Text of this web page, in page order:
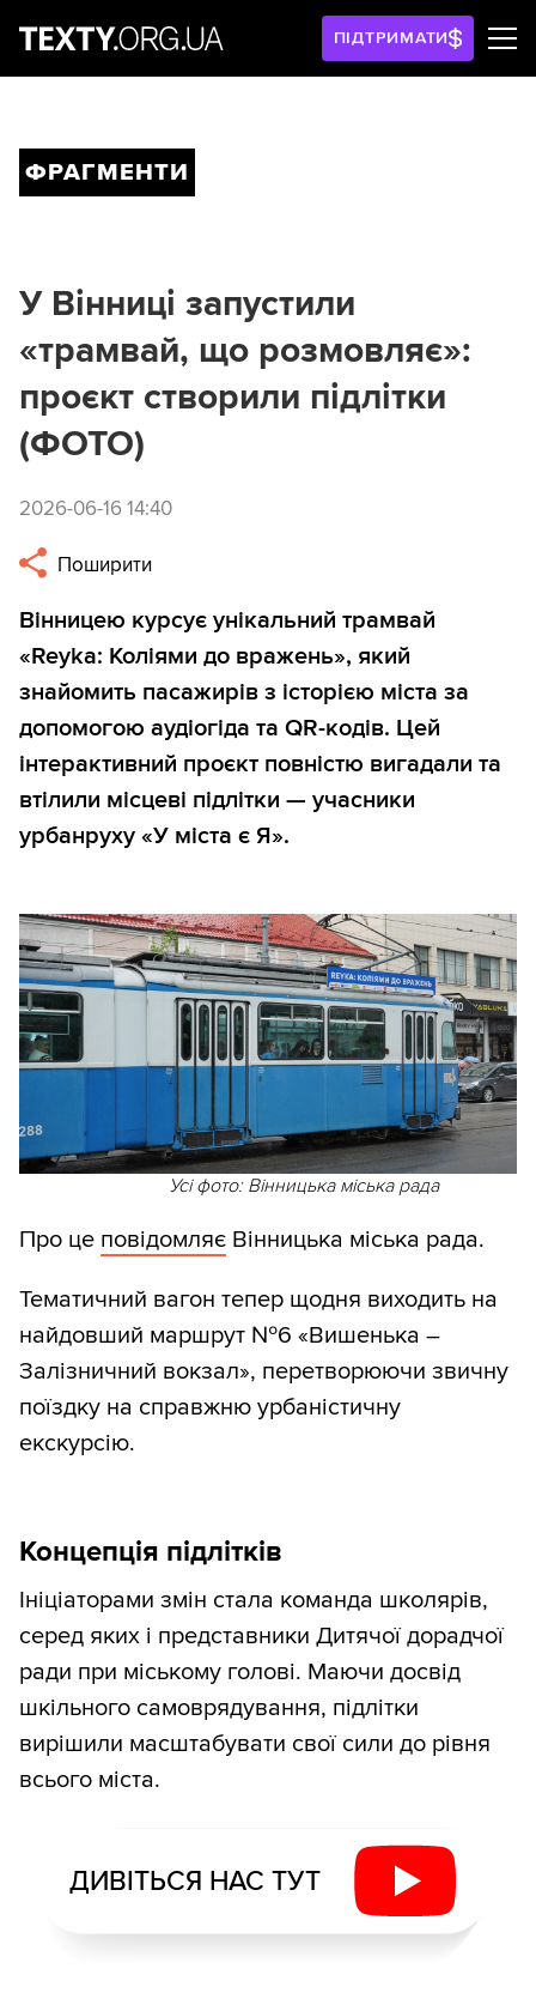
ПІДТРИМАТИ
ФРАГМЕНТИ
У Вінниці запустили
«трамвай, що розмовляє»:
проєкт створили підлітки
(ФОТО)
2026-06-16 14:40
Поширити
Вінницею курсує унікальний трамвай
«Reyka: Коліями до вражень», який
знайомить пасажирів з історією міста за
допомогою аудіогіда та QR-кодів. Цей
інтерактивний проєкт повністю вигадали та
втілили місцеві підлітки — учасники
урбанруху «У міста є Я».
Усі фото: Вінницька міська рада
Про це повідомляє Вінницька міська рада.
Тематичний вагон тепер щодня виходить на
найдовший маршрут №6 «Вишенька –
Залізничний вокзал», перетворюючи звичну
поїздку на справжню урбаністичну
екскурсію.
Концепція підлітків
Ініціаторами змін стала команда школярів,
серед яких і представники Дитячої дорадчої
ради при міському голові. Маючи досвід
шкільного самоврядування, підлітки
вирішили масштабувати свої сили до рівня
всього міста.
ДИВІТЬСЯ НАС ТУТ